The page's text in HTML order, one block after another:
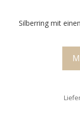
Silberring mit